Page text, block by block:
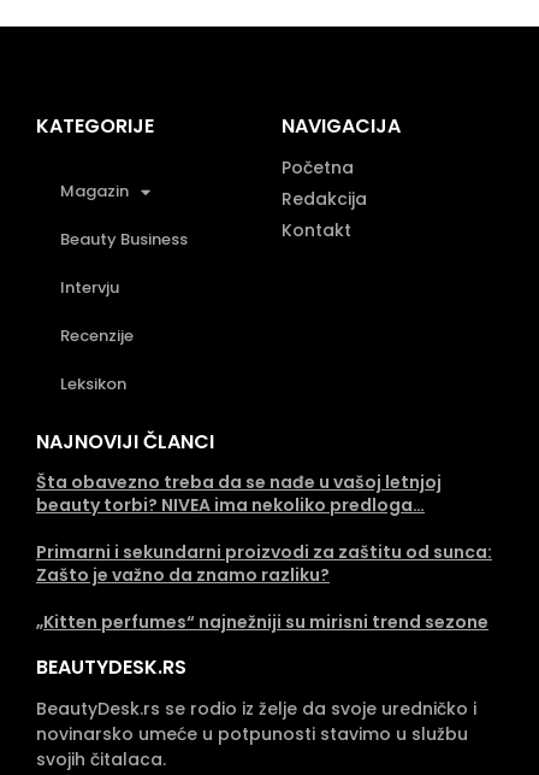
KATEGORIJE
Magazin
Beauty Business
Intervju
Recenzije
Leksikon
NAVIGACIJA
Početna
Redakcija
Kontakt
NAJNOVIJI ČLANCI
Šta obavezno treba da se nađe u vašoj letnjoj
beauty torbi? NIVEA ima nekoliko predloga…
Primarni i sekundarni proizvodi za zaštitu od sunca:
Zašto je važno da znamo razliku?
„Kitten perfumes“ najnežniji su mirisni trend sezone
BEAUTYDESK.RS
BeautyDesk.rs se rodio iz želje da svoje uredničko i
novinarsko umeće u potpunosti stavimo u službu
svojih čitalaca.